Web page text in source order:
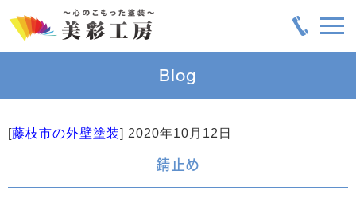
Blog
[藤枝市の外壁塗装] 2020年10月12日
錆止め